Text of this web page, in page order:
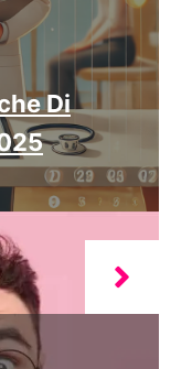
Di